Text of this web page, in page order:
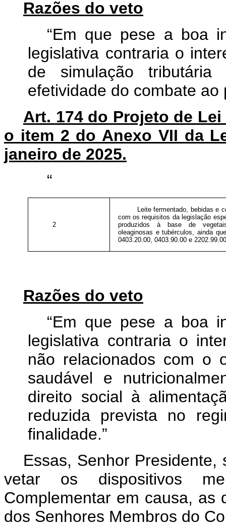
Razões do veto
“Em que pese a boa
legislativa contraria o
de simulação
efetividade do combate ao
Art. 174 do Projeto de
o item 2 do Anexo VII da
janeiro de 2025.
“
2
Leite fermentado, bebidas e
com os requisitos da legislação
produzidos à base de
oleaginosas e tubérculos, ainda
0403.20.00, 0403.90.00 e
Razões do veto
“Em que pese a boa
legislativa contraria o
não relacionados com o
saudável e
direito social à
reduzida prevista no
finalidade.”
Essas, Senhor
vetar os dispositivos
Complementar em causa, as
dos Senhores Membros do